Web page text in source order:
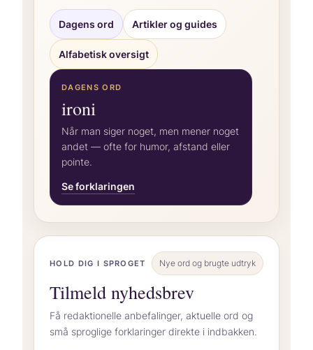
Dagens ord Artikler og guides
Alfabetisk oversigt
DAGENS ORD
ironi
Når man siger noget, men mener noget
andet — ofte for humor, afstand eller
pointe.
Se forklaringen
HOLD DIG I SPROGET Nye ord og brugte udtryk
Tilmeld nyhedsbrev
Få redaktionelle anbefalinger, aktuelle ord og
små sproglige forklaringer direkte i indbakken.